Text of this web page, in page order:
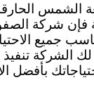
الشمس
شركة
جميع
تنفيذ
بأفضل